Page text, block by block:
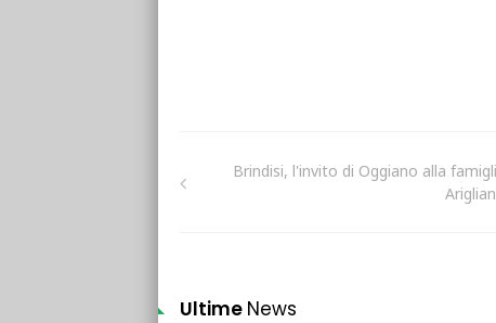
Brindisi, l'invito di Oggiano alla
Ultime News